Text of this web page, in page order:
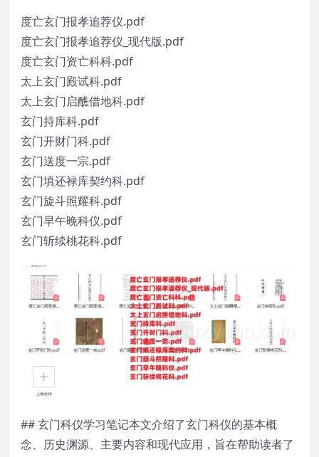
度亡玄门报孝追荐仪.pdf
度亡玄门报孝追荐仪_现代版.pdf
度亡玄门资亡科科.pdf
太上玄门殿试科.pdf
太上玄门启醮借地科.pdf
玄门持库科.pdf
玄门开财门科.pdf
玄门送度一宗.pdf
玄门填还禄库契约科.pdf
玄门旋斗照耀科.pdf
玄门早午晚科仪.pdf
玄门斩续桃花科.pdf
## 玄门科仪学习笔记本文介绍了玄门科仪的基本概
念、历史渊源、主要内容和现代应用，旨在帮助读者了